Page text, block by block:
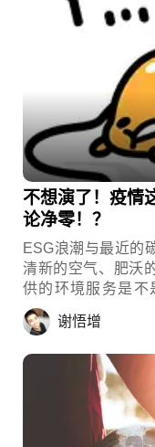
不想演了！疫情
论净零！？
ESG浪潮与最近的
清新的空气、肥沃
供的环境服务是不
气、温室气体是不
本最应该被摆放的
谢悟增